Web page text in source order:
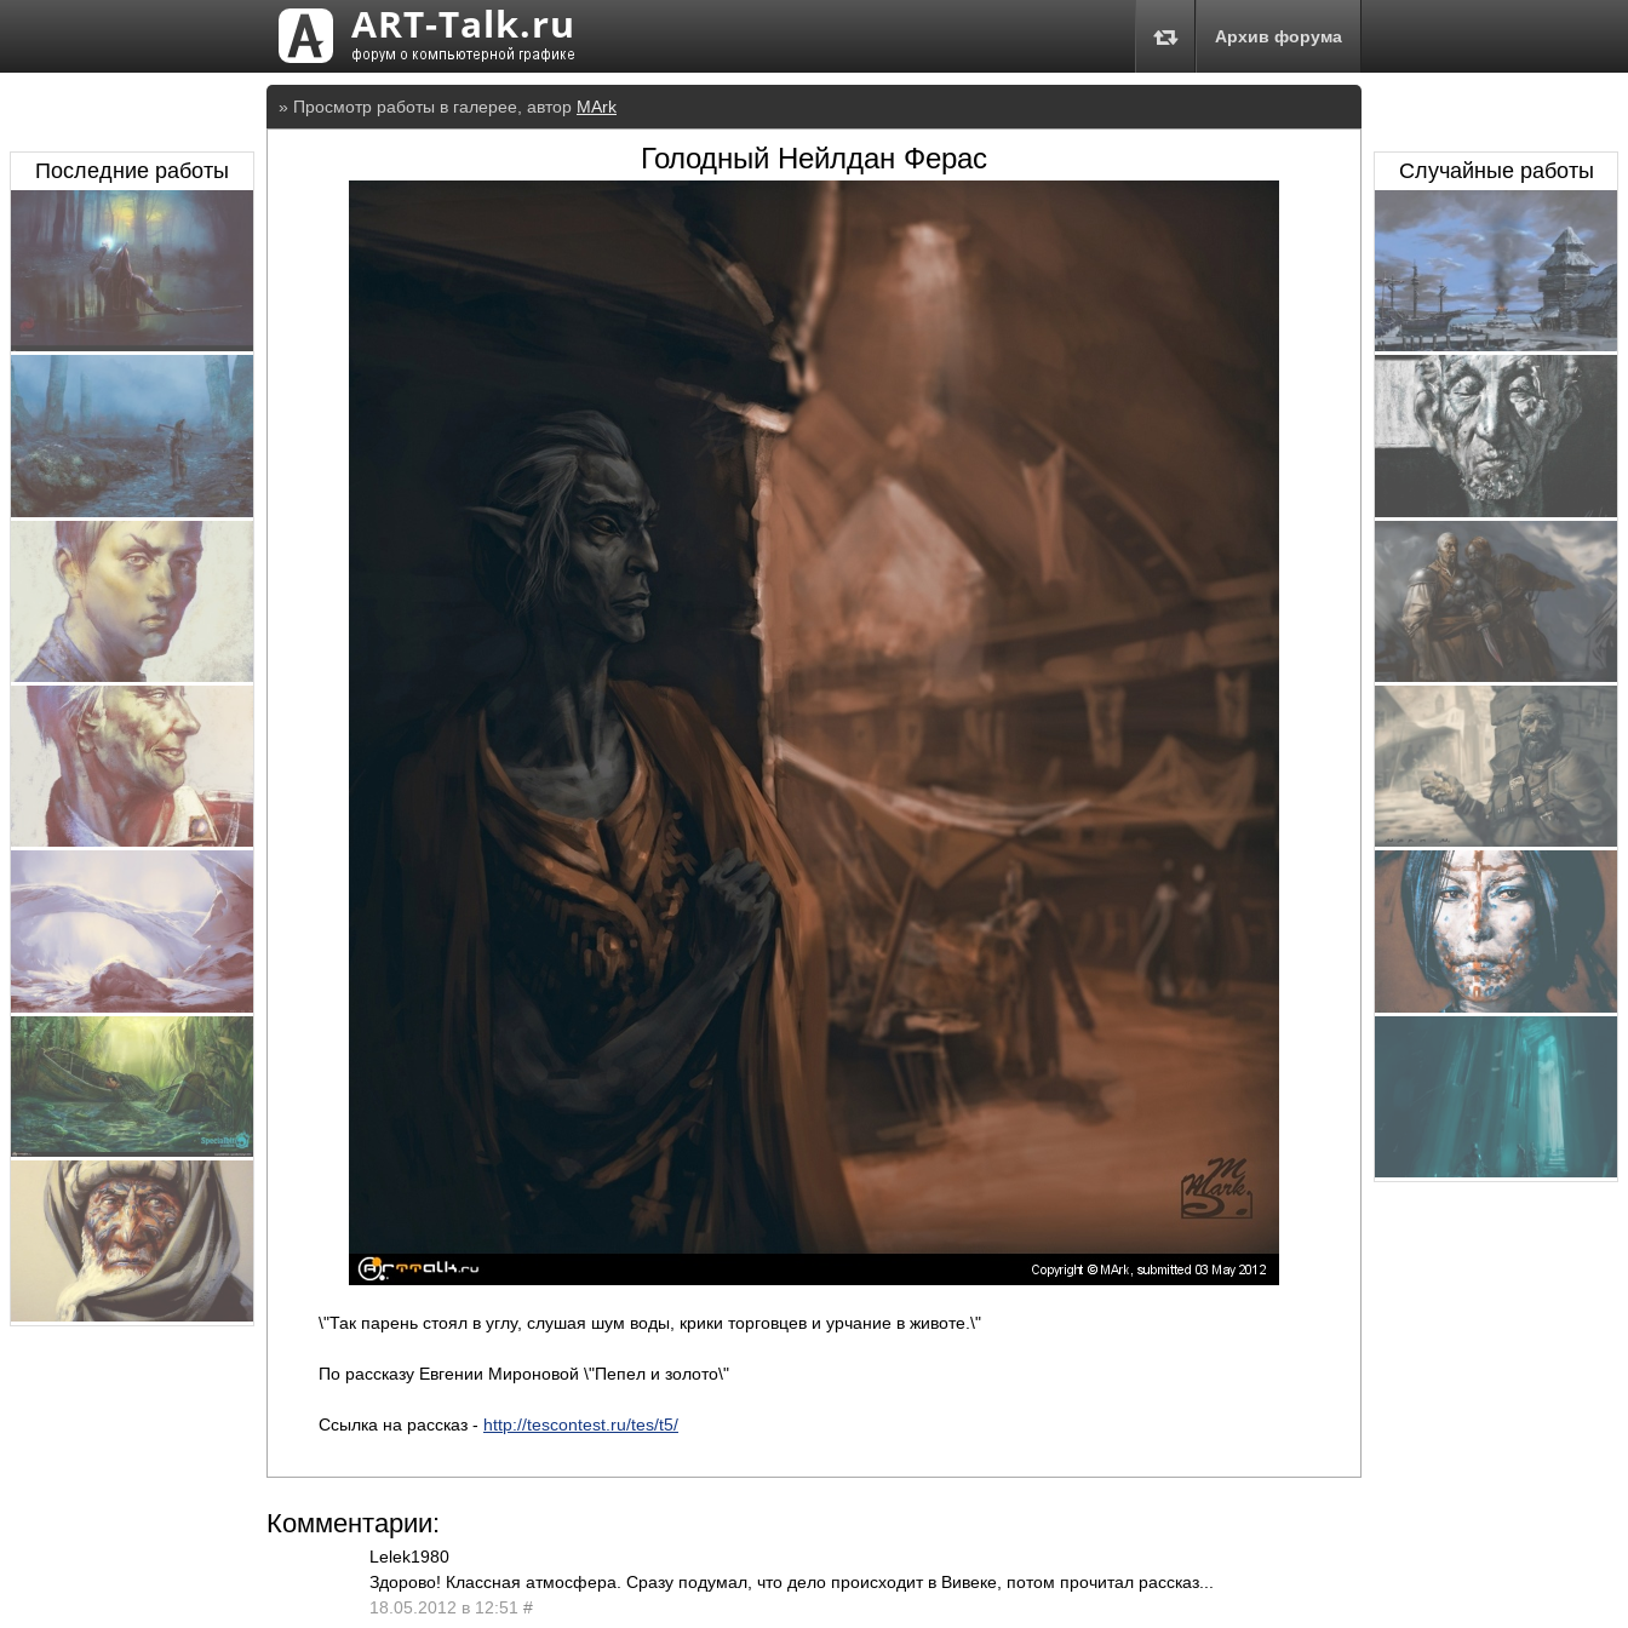
Архив форума
» Просмотр работы в галерее, автор MArk
Голодный Нейлдан Ферас
\"Так парень стоял в углу, слушая шум воды, крики торговцев и урчание в животе.\"
По рассказу Евгении Мироновой \"Пепел и золото\"
Ссылка на рассказ - http://tescontest.ru/tes/t5/
Комментарии:
Lelek1980
Здорово! Классная атмосфера. Сразу подумал, что дело происходит в Вивеке, потом прочитал рассказ...
18.05.2012 в 12:51 #
Последние работы Случайные работы